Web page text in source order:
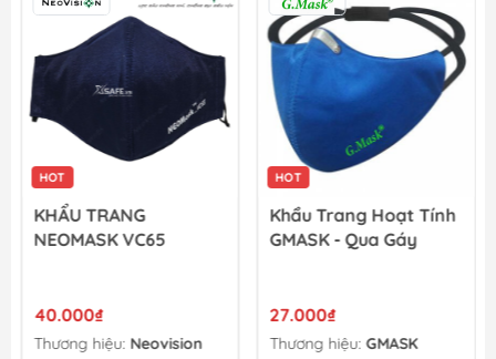
HOT
KHẨU TRANG
NEOMASK VC65
40.000₫
Thương hiệu: Neovision
HOT
Khẩu Trang Hoạt Tính
GMASK - Qua Gáy
27.000₫
Thương hiệu:GMASK